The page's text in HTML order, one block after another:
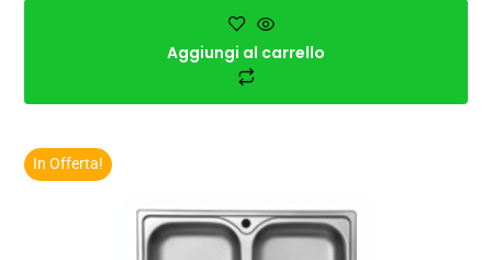
Aggiungi al carrello
In Offerta!